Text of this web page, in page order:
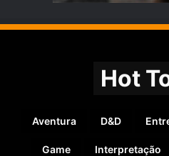
Hot
Aventura D&D
Game Interpretação